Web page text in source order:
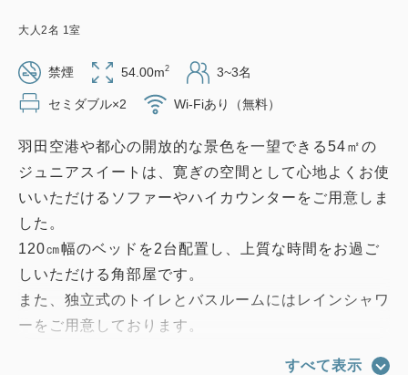
大人 2名 1 室
禁煙 54.00m2 3~3名
セミダブル×2 Wi-Fiあり（無料）
羽田空港や都心の開放的な景色を一望できる54㎡の
ジュニアスイートは、寛ぎの空間として心地よくお使
いいただけるソファーやハイカウンターをご用意しま
した。
120㎝幅のベッドを2台配置し、上質な時間をお過ご
しいただける角部屋です。
また、独立式のトイレとバスルームにはレインシャワ
ーをご用意しております。
すべて表示